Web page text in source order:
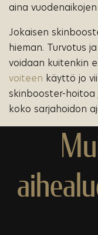
aina
Jokaisen
hieman. Turvotus
voidaan kuitenkin
voiteen käyttö jo
skinbooster-
koko sarjahoidon